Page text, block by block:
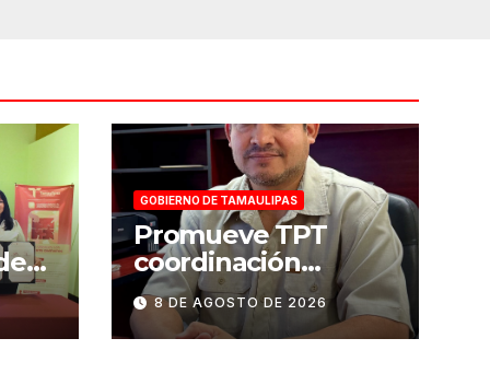
GOBIERNO DE TAMAULIPAS
Promueve TPT
coordinación
interinstitucional en
materia de
transparencia y
8 DE AGOSTO DE 2026